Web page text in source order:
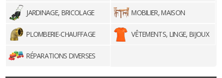
JARDINAGE, BRICOLAGE
MOBILIER, MAISON
PLOMBERIE-CHAUFFAGE VÊTEMENTS, LINGE, BIJOUX
RÉPARATIONS DIVERSES